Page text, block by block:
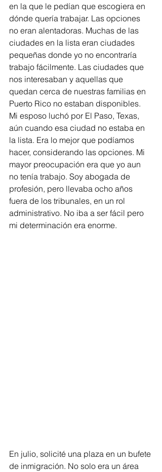
en la que le pedían que escogiera en
dónde quería trabajar. Las opciones
no eran alentadoras. Muchas de las
ciudades en la lista eran ciudades
pequeñas donde yo no encontraría
trabajo fácilmente. Las ciudades que
nos interesaban y aquellas que
quedan cerca de nuestras familias en
Puerto Rico no estaban disponibles.
Mi esposo luchó por El Paso, Texas,
aún cuando esa ciudad no estaba en
la lista. Era lo mejor que podíamos
hacer, considerando las opciones. Mi
mayor preocupación era que yo aun
no tenía trabajo. Soy abogada de
profesión, pero llevaba ocho años
fuera de los tribunales, en un rol
administrativo. No iba a ser fácil pero
mi determinación era enorme.
En julio, solicité una plaza en un bufete
de inmigración. No solo era un área